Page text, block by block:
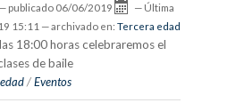
— publicado 06/06/2019 — Última
15:11 — archivado en: Tercera edad
18:00 horas celebraremos el
de baile
/Eventos